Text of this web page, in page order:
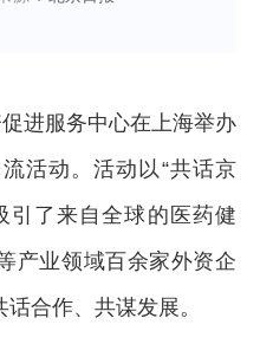
进服务中心在上海举办
活动。活动以“共话京
引了来自全球的医药健
产业领域百余家外资企
合作、共谋发展。